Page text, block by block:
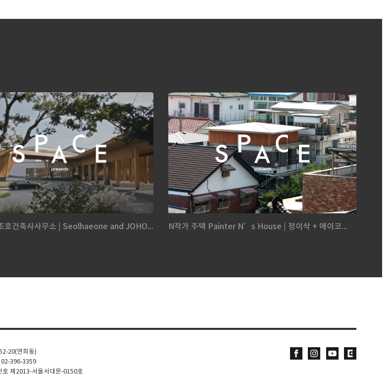
호건축사사무소 | Seolhaeone and JOHO... N작가 주택 Painter N’s House | 정이삭 + 에이코...
20(연희동)
396-3359
호 제2013-서울서대문-0150호